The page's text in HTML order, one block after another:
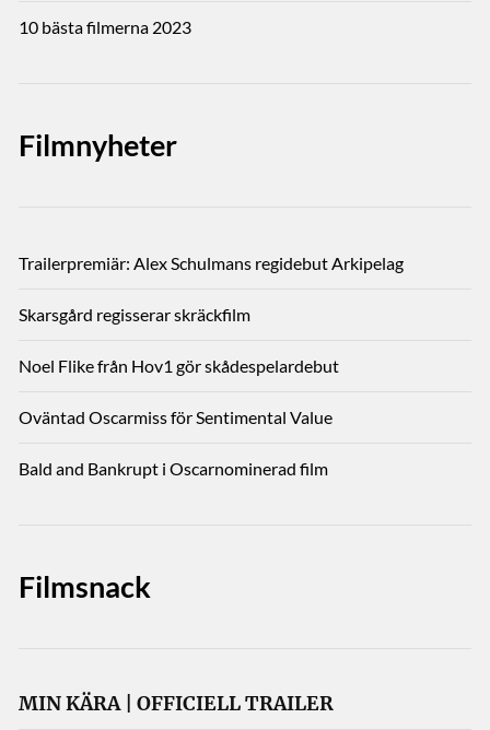
10 bästa filmerna 2023
Filmnyheter
Trailerpremiär: Alex Schulmans regidebut Arkipelag
Skarsgård regisserar skräckfilm
Noel Flike från Hov1 gör skådespelardebut
Oväntad Oscarmiss för Sentimental Value
Bald and Bankrupt i Oscarnominerad film
Filmsnack
MIN KÄRA | OFFICIELL TRAILER